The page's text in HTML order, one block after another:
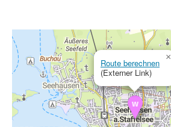
Route berechnen
(Externer Link)
×